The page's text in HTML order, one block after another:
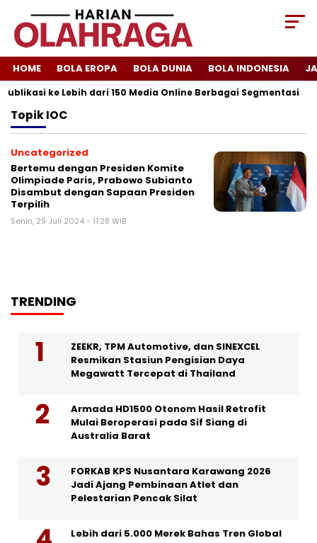
HOME BOLA EROPA BOLA DUNIA BOLA INDONESIA
ke Lebih dari 150 Media Online Berbagai Segmentasi
TopikIOC
Uncategorized
Bertemu dengan Presiden Komite
Olimpiade Paris, Prabowo Subianto
Disambut dengan Sapaan Presiden
Terpilih
Senin, 29 Juli 2024 - 11:28 WIB
TRENDING
ZEEKR, TPM Automotive, dan SINEXCEL
Resmikan Stasiun Pengisian Daya
Megawatt Tercepat di Thailand
Armada HD1500 Otonom Hasil Retrofit
Mulai Beroperasi pada Sif Siang di
Australia Barat
FORKAB KPS Nusantara Karawang 2026
Jadi Ajang Pembinaan Atlet dan
Pelestarian Pencak Silat
Lebih dari 5.000 Merek Bahas Tren Global